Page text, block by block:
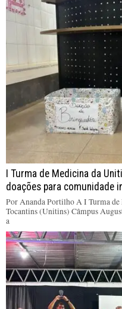
I Turma de Medicina da
doações para comunidade
Por Ananda Portilho A I Turma
Tocantins (Unitins) Câmpus
a